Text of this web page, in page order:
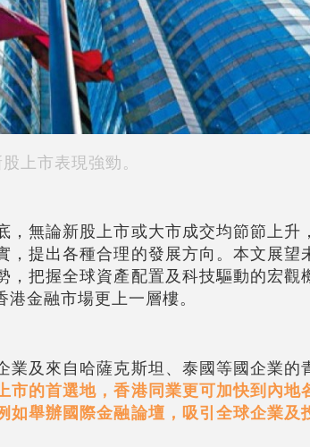
上市表現強勁。
無論新股上市或大市成交均節節上升
提出各種合理的發展方向。本文展望
，把握全球資產配置及科技驅動的宏觀
金融市場更上一層樓。
及來自哈薩克斯坦、泰國等國企業的
市的首選地，香港同業更可加快到內地
舉辦國際金融論壇，吸引全球企業及